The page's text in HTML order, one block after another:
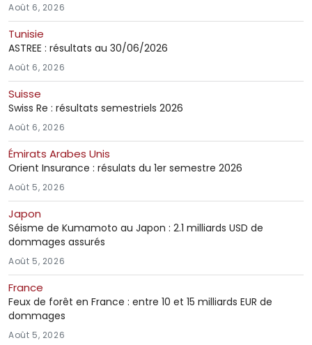
Août 6, 2026
Tunisie
ASTREE : résultats au 30/06/2026
Août 6, 2026
Suisse
Swiss Re : résultats semestriels 2026
Août 6, 2026
Émirats Arabes Unis
Orient Insurance : résulats du 1er semestre 2026
Août 5, 2026
Japon
Séisme de Kumamoto au Japon : 2.1 milliards USD de
dommages assurés
Août 5, 2026
France
Feux de forêt en France : entre 10 et 15 milliards EUR de
dommages
Août 5, 2026